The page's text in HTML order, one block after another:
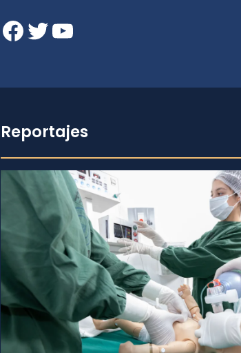
Facebook Twitter YouTube
Reportajes